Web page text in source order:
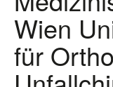
Wien
für